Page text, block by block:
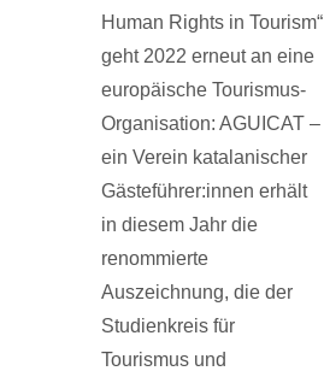
Human Rights in Tourism“
geht 2022 erneut an eine
europäische Tourismus-
Organisation: AGUICAT –
ein Verein katalanischer
Gäste­führer:innen erhält
in diesem Jahr die
renommierte
Auszeichnung, die der
Studienkreis für
Tourismus und